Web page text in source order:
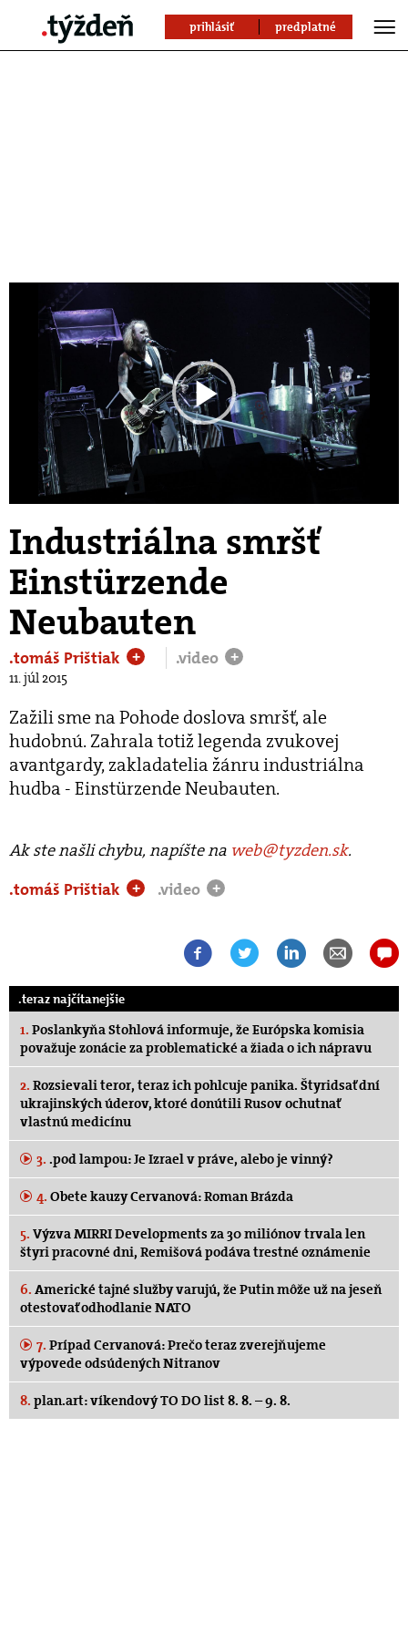
prihlásiť predplatné
Play
Video
Industriálna smršť
Einstürzende
Neubauten
.tomáš Prištiak + .video +
11. júl 2015
Zažili sme na Pohode doslova smršť, ale
hudobnú. Zahrala totiž legenda zvukovej
avantgardy, zakladatelia žánru industriálna
hudba - Einstürzende Neubauten.
Ak ste našli chybu, napíšte na web@tyzden.sk.
.tomáš Prištiak
+ .video +
.teraz najčítanejšie
1. Poslankyňa Stohlová informuje, že Európska komisia
považuje zonácie za problematické a žiada o ich nápravu
2. Rozsievali teror, teraz ich pohlcuje panika. Štyridsať dní
ukrajinských úderov, ktoré donútili Rusov ochutnať
vlastnú medicínu
3. .pod lampou: Je Izrael v práve, alebo je vinný?
4. Obete kauzy Cervanová: Roman Brázda
5. Výzva MIRRI Developments za 30 miliónov trvala len
štyri pracovné dni, Remišová podáva trestné oznámenie
6. Americké tajné služby varujú, že Putin môže už na jeseň
otestovať odhodlanie NATO
7. Prípad Cervanová: Prečo teraz zverejňujeme
výpovede odsúdených Nitranov
8. plan.art: víkendový TO DO list 8. 8. – 9. 8.